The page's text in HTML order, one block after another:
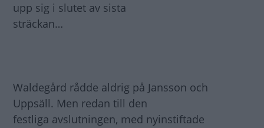
upp sig i slutet av sista
sträckan…
Waldegård rådde aldrig på Jansson och
Uppsäll. Men redan till den
festliga avslutningen, med nyinstiftade